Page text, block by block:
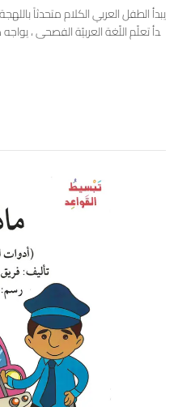
يبدأ الطفل العربي الكلام متحدثاً
يبدأ تعلّم اللّغة العربيّة الفصحى ،
العربية في المرحلة ما قبل